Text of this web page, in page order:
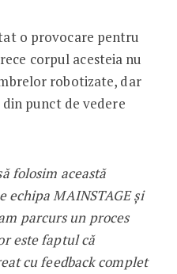
o provocare pentru
corpul acesteia nu
robotizate, dar
punct de vedere
folosim această
echipa MAINSTAGE și
parcurs un proces
este faptul că
cu feedback complet